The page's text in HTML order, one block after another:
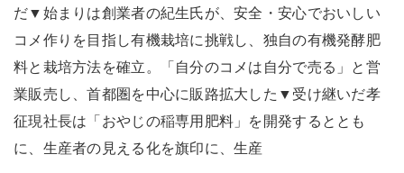
だ▼始まりは創業者の紀生氏が、安全・安心でおいしい
コメ作りを目指し有機栽培に挑戦し、独自の有機発酵肥
料と栽培方法を確立。「自分のコメは自分で売る」と営
業販売し、首都圏を中心に販路拡大した▼受け継いだ孝
征現社長は「おやじの稲専用肥料」を開発するととも
に、生産者の見える化を旗印に、生産